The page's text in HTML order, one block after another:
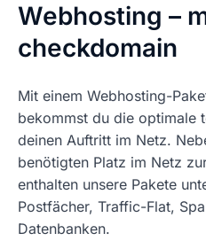
Webhosting –
checkdomain
Mit einem Webhosting-
bekommst du die optimale
deinen Auftritt im Netz.
benötigten Platz im Netz
enthalten unsere Pakete
Postfächer, Traffic-Flat,
Datenbanken.